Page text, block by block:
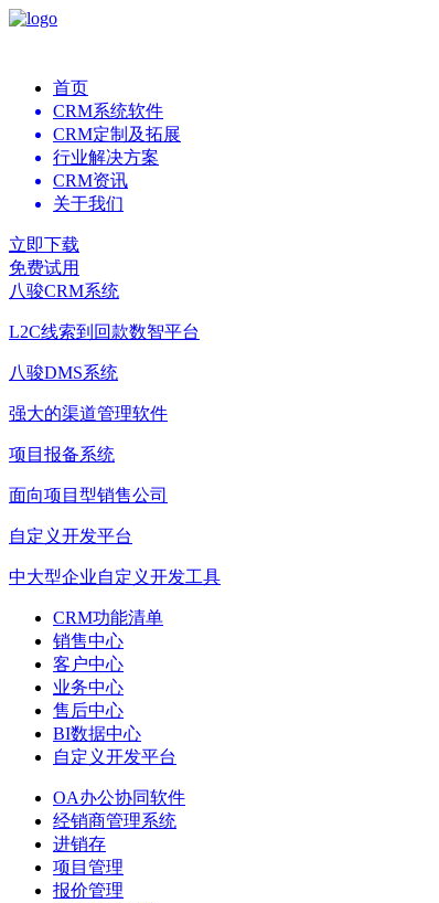
首页
CRM系统软件
CRM定制及拓展
行业解决方案
CRM资讯
关于我们
立即下载
免费试用
八骏CRM系统
L2C线索到回款数智平台
八骏DMS系统
强大的渠道管理软件
项目报备系统
面向项目型销售公司
自定义开发平台
中大型企业自定义开发工具
CRM功能清单
销售中心
客户中心
业务中心
售后中心
BI数据中心
自定义开发平台
OA办公协同软件
经销商管理系统
进销存
项目管理
报价管理